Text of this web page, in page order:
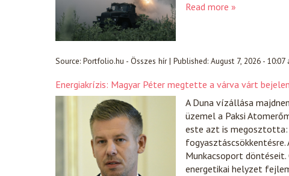
Read more »
Source: Portfolio.hu - Összes hír| Published: August 7, 2026 - 10:07
Energiakrízis: Magyar Péter megtette a várva várt
A Duna vízállása
üzemel a Paksi
este azt is megosztotta:
Munkacsoport döntéseit.
energetikai helyzet